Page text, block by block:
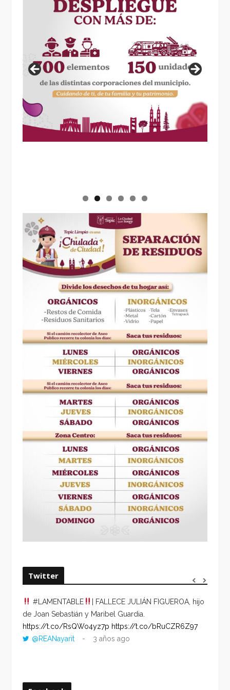
Twitter
#LAMENTABLE
| FALLECE JULIÁN FIGUEROA, hijo
de Joan Sebastián y Maribel Guardia.
https://t.co/RsQWo4yz7p https://t.co/bRuCZR6Z97
@REANayarit
3 años ago